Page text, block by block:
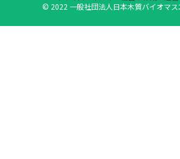
© 2022 一般社団法人日本木質バイオマス